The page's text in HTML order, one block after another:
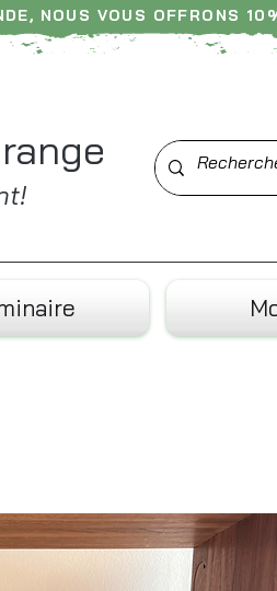
NOUS VOUS OFFRONS
à nous laisser un avis